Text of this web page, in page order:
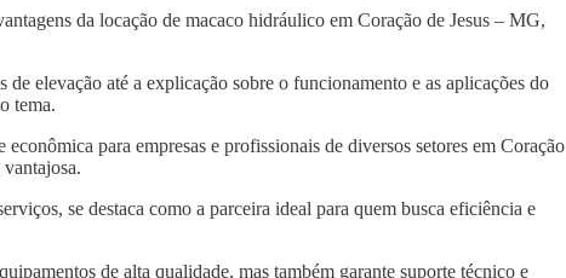
da locação de macaco hidráulico em Coração de Jesus – MG,
elevação até a explicação sobre o funcionamento e as aplicações do
tema.
para empresas e profissionais de diversos setores em Coração
se destaca como a parceira ideal para quem busca eficiência e
de alta qualidade, mas também garante suporte técnico e